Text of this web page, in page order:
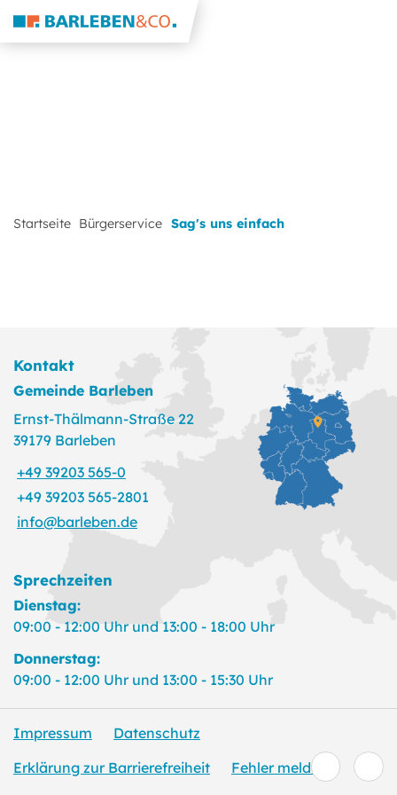
Startseite Bürgerservice Sag's uns einfach
Kontakt
Gemeinde Barleben
Ernst-Thälmann-Straße 22
39179 Barleben
+49 39203 565-0
+49 39203 565-2801
info@barleben.de
Sprechzeiten
Dienstag:
09:00 - 12:00 Uhr und 13:00 - 18:00 Uhr
Donnerstag:
09:00 - 12:00 Uhr und 13:00 - 15:30 Uhr
Impressum
Datenschutz
Erklärung zur Barrierefreiheit
Fehler melden